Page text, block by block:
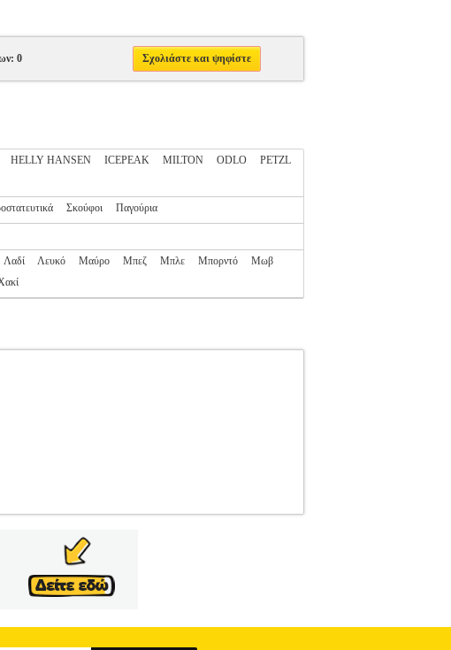
0 Σχολιάστε και ψηφίστε
HELLY HANSEN ICEPEAK MILTON ODLO
PETZL
Σκούφοι Παγούρια
Λαδί Λευκό Μαύρο Μπεζ Μπλε Μπορντό
Μωβ
OUTDOOR-ΑΝΔΡΑΣ-ΓΥΝΑΙΚΑ-ΑΞΕΣΟΥΑΡ
εξαιρετικά ανάλαφρη και άνετη, η τσάντα
πόλη. ΕΥΕΛΙΞΙΑ: Χάρη στις απλές σχεδιαστικές
σε οποιαδήποτε ανάγκη σας. ΕΥΚΟΛΙΑ ΣΤΗ ΧΡΗΣΗ: Με
και άνετα. ΑΝΑΛΑΦΡΗ ΑΝΕΣΗ: Χάρη στη μαλακή